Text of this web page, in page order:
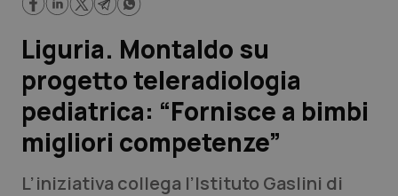
Lavoro e Professioni
Scienza e Farmaci
Studi e Analisi
Lettere al direttore
Liguria. Montaldo su
progetto teleradiologia
pediatrica: “Fornisce a bimbi
migliori competenze”
L’iniziativa collega l’Istituto Gaslini di